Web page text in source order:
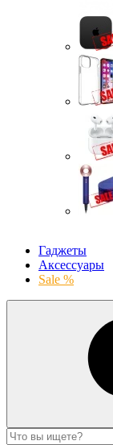
Гаджеты
Аксессуары
Sale %